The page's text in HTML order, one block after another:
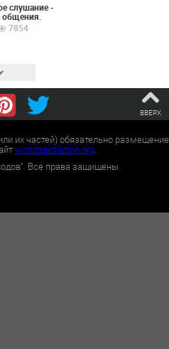
слушание -
общения.
7854
ВВЕРХ
их частей) обязательно размещение
worldtranslation.org.
Все права защищены.